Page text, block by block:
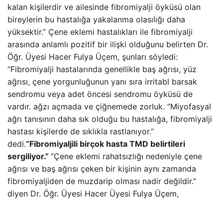
kalan kişilerdir ve ailesinde fibromiyalji öyküsü olan
bireylerin bu hastalığa yakalanma olasılığı daha
yüksektir.” Çene eklemi hastalıkları ile fibromiyalji
arasında anlamlı pozitif bir ilişki olduğunu belirten Dr.
Öğr. Üyesi Hacer Fulya Üçem, şunları söyledi:
“Fibromiyalji hastalarında genellikle baş ağrısı, yüz
ağrısı, çene yorgunluğunun yanı sıra irritabl barsak
sendromu veya adet öncesi sendromu öyküsü de
vardır. ağzı açmada ve çiğnemede zorluk. “Miyofasyal
ağrı tanısının daha sık olduğu bu hastalığa, fibromiyalji
hastası kişilerde de sıklıkla rastlanıyor.”
dedi.“Fibromiyaljili birçok hasta TMD belirtileri
sergiliyor.” “Çene eklemi rahatsızlığı nedeniyle çene
ağrısı ve baş ağrısı çeken bir kişinin aynı zamanda
fibromiyaljiden de muzdarip olması nadir değildir.”
diyen Dr. Öğr. Üyesi Hacer Üyesi Fulya Üçem,